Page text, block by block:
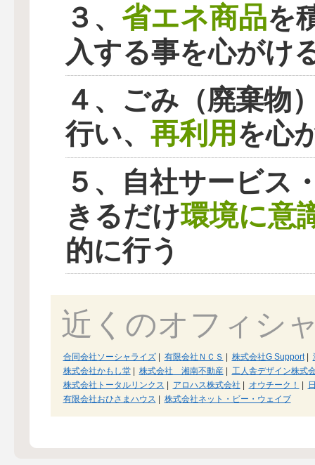
３、 省エネ商品を
入する事を心がけ
４、ごみ（廃棄物
行い、 再利用 を心
５、自社サービス
きるだけ環境に意
的に行う
近くのオフィシ
合同会社ソーシャライズ| 有限会社ＮＣＳ | 株式会社G Support|
株式会社かもし堂| 株式会社 湘南不動産| 工人舎デザイン株式
株式会社トータルリンクス | アロハス株式会社 | オウチーク！ |
有限会社おひさまハウス | 株式会社ネット・ビー・ウェイブ